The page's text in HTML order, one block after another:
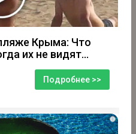
Крыма: Что
их не видят...
Подробнее >>
i